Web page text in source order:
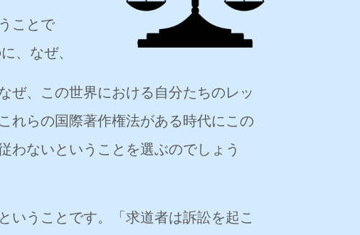
ことで
、なぜ、
、この世界における自分たちのレッ
らの国際著作権法がある時代にこの
わないということを選ぶのでしょう
うことです。「求道者は訴訟を起こ